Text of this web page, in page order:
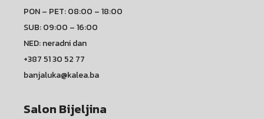
PON – PET: 08:00 – 18:00
SUB: 09:00 – 16:00
NED: neradni dan
+387 51 30 52 77
banjaluka@kalea.ba
Salon Bijeljina